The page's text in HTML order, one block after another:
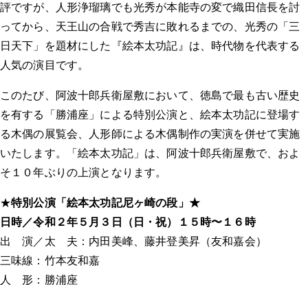
評ですが、人形浄瑠璃でも光秀が本能寺の変で織田信長を討
ってから、天王山の合戦で秀吉に敗れるまでの、光秀の「三
日天下」を題材にした『絵本太功記』は、時代物を代表する
人気の演目です。
このたび、阿波十郎兵衛屋敷において、徳島で最も古い歴史
を有する「勝浦座」による特別公演と、絵本太功記に登場す
る木偶の展覧会、人形師による木偶制作の実演を併せて実施
いたします。「絵本太功記」は、阿波十郎兵衛屋敷で、およ
そ１０年ぶりの上演となります。
★特別公演「絵本太功記尼ヶ崎の段」★
日時／令和２年５月３日（日・祝）１５時〜１６時
出 演／太 夫：内田美峰、藤井登美昇（友和嘉会）
三味線：竹本友和嘉
人 形：勝浦座